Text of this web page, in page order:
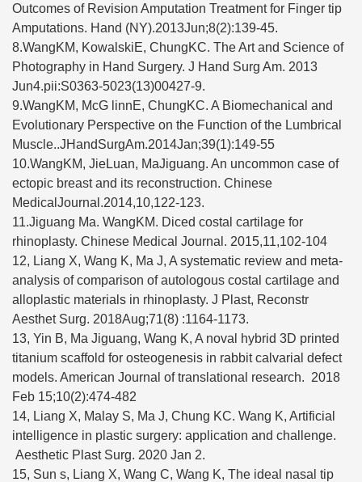
Outcomes of Revision Amputation Treatment for Finger tip
Amputations. Hand (NY).2013Jun;8(2):139-45.
8.WangKM, KowalskiE, ChungKC. The Art and Science of
Photography in Hand Surgery. J Hand Surg Am. 2013
Jun4.pii:S0363-5023(13)00427-9.
9.WangKM, McG linnE, ChungKC. A Biomechanical and
Evolutionary Perspective on the Function of the Lumbrical
Muscle..JHandSurgAm.2014Jan;39(1):149-55
10.WangKM, JieLuan, MaJiguang. An uncommon case of
ectopic breast and its reconstruction. Chinese
MedicalJournal.2014,10,122-123.
11.Jiguang Ma. WangKM. Diced costal cartilage for
rhinoplasty. Chinese Medical Journal. 2015,11,102-104
12, Liang X, Wang K, Ma J, A systematic review and meta-
analysis of comparison of autologous costal cartilage and
alloplastic materials in rhinoplasty. J Plast, Reconstr
Aesthet Surg. 2018Aug;71(8) :1164-1173.
13, Yin B, Ma Jiguang, Wang K, A noval hybrid 3D printed
titanium scaffold for osteogenesis in rabbit calvarial defect
models. American Journal of translational research. 2018
Feb 15;10(2):474-482
14, Liang X, Malay S, Ma J, Chung KC. Wang K, Artificial
intelligence in plastic surgery: application and challenge.
Aesthetic Plast Surg. 2020 Jan 2.
15, Sun s, Liang X, Wang C, Wang K, The ideal nasal tip